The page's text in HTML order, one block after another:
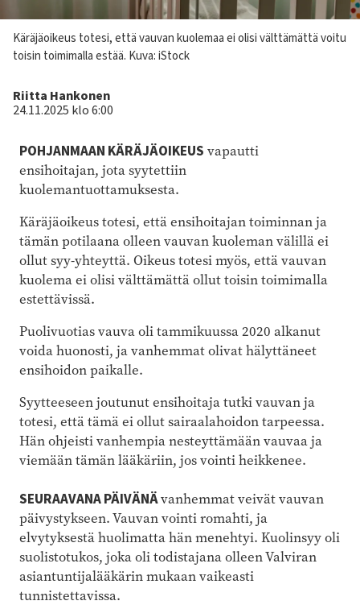
Kuvateksti
Käräjäoikeus totesi, että vauvan kuolemaa ei olisi välttämättä voitu
toisin toimimalla estää. Kuva: iStock
Kirjoittaja
Riitta Hankonen
24.11.2025 klo 6:00
POHJANMAAN KÄRÄJÄOIKEUS vapautti
ensihoitajan, jota syytettiin
kuolemantuottamuksesta.
Käräjäoikeus totesi, että ensihoitajan toiminnan ja
tämän potilaana olleen vauvan kuoleman välillä ei
ollut syy-yhteyttä. Oikeus totesi myös, että vauvan
kuolema ei olisi välttämättä ollut toisin toimimalla
estettävissä.
Puolivuotias vauva oli tammikuussa 2020 alkanut
voida huonosti, ja vanhemmat olivat hälyttäneet
ensihoidon paikalle.
Syytteeseen joutunut ensihoitaja tutki vauvan ja
totesi, että tämä ei ollut sairaalahoidon tarpeessa.
Hän ohjeisti vanhempia nesteyttämään vauvaa ja
viemään tämän lääkäriin, jos vointi heikkenee.
SEURAAVANA PÄIVÄNÄvanhemmat veivät vauvan
päivystykseen. Vauvan vointi romahti, ja
elvytyksestä huolimatta hän menehtyi. Kuolinsyy oli
suolistotukos, joka oli todistajana olleen Valviran
asiantuntijalääkärin mukaan vaikeasti
tunnistettavissa.